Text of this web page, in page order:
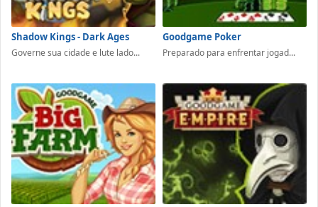
Shadow Kings - Dark Ages
Governe sua cidade e lute lado...
Goodgame Poker
Preparado para enfrentar jogad...